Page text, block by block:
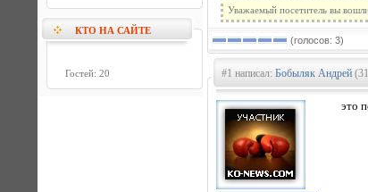
КТО НА САЙТЕ
Гостей: 20
Уважаемый посетитель вы
(голосов: 3)
#1 написал: Бобыляк Андрей
это